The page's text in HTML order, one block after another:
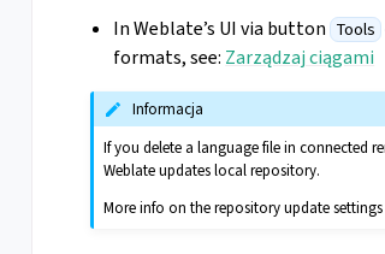
In Weblate’s UI via button Tools
formats, see: Zarządzaj ciągami
Informacja
If you delete a language file in connected
Weblate updates local repository.
More info on the repository update